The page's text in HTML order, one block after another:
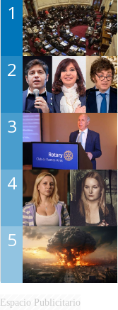
1
2
3
4
5
Espacio Publicitario